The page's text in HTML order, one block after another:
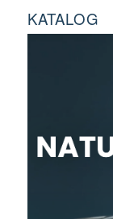
KATALOG